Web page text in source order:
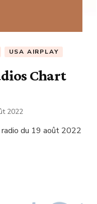
USA AIRPLAY
Chart
2022
du 19 août 2022